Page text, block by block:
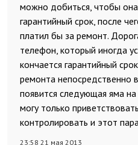
можно добиться, чтобы
гарантийный срок, после
платил бы за ремонт.
телефон, который иногда
кончается гарантийный
ремонта непосредственно
появится следующая яма
могу только
контролировать и этот
23:58 21 мая 2013